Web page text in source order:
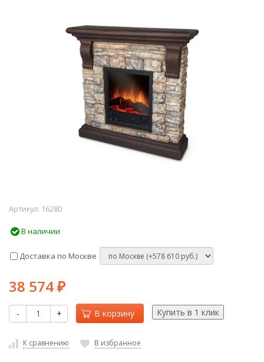
Артикул: 16280
В наличии
Доставка по Москве
38 574 ₽
- + В корзину
К сравнению В избранное